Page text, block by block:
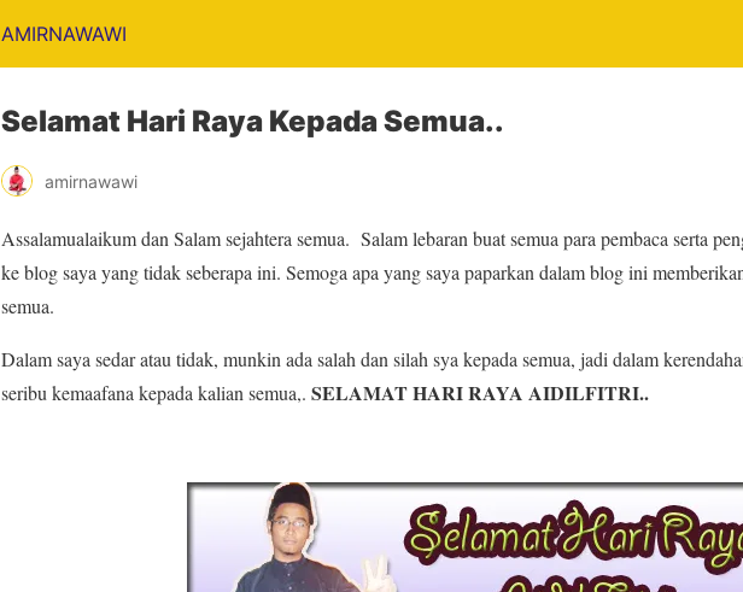
AMIRNAWAWI
Selamat Hari Raya Kepada Semua..
amirnawawi
Assalamualaikum dan Salam sejahtera semua. Salam lebaran buat semua para pembaca serta
ke blog saya yang tidak seberapa ini. Semoga apa yang saya paparkan dalam blog ini
semua.
Dalam saya sedar atau tidak, munkin ada salah dan silah sya kepada semua, jadi dalam
seribu kemaafana kepada kalian semua,. SELAMAT HARI RAYA AIDILFITRI..